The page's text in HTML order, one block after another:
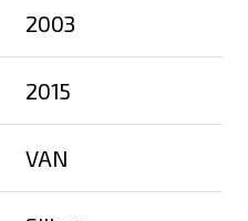
2003
2015
VAN